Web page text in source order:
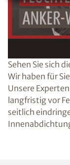
Sehen Sie sich
Wir haben für
Unsere
langfristig vor
seitlich